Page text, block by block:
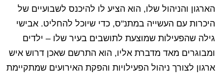
הארגון והניהול שלו, הוא הציע לו להיכנס לשבועיים של
היכרות עם העשייה במתנ"ס, כדי שיוכל להחליט. אבישי
גילה שהפעילות שמוצעת לתושבים בעיר שלו – ילדים
ומבוגרים מאד מדברת אליו, הוא התרשם שאכן דרוש איש
ארגון לצורך ניהול הפעילויות והפקת האירועים שמתקיימת